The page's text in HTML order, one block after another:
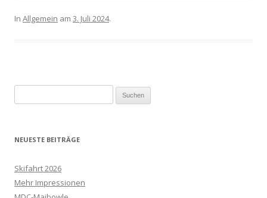
In Allgemein am 3. Juli 2024.
nach:
NEUESTE BEITRÄGE
Skifahrt 2026
Mehr Impressionen